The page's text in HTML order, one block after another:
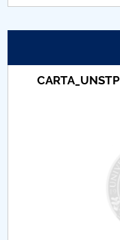
Centrul de
Chestionar
Autovehicule
Ingineria